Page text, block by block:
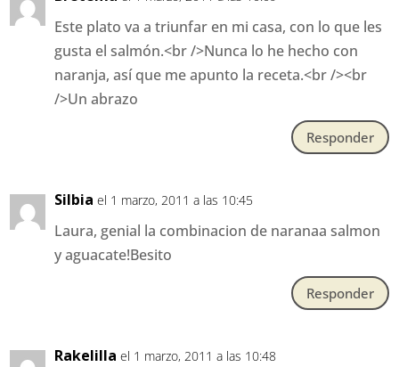
Este plato va a triunfar en mi casa, con lo que les
gusta el salmón.<br />Nunca lo he hecho con
naranja, así que me apunto la receta.<br /><br
/>Un abrazo
Responder
Silbia el 1 marzo, 2011 a las 10:45
Laura, genial la combinacion de naranaa salmon
y aguacate!Besito
Responder
Rakelilla el 1 marzo, 2011 a las 10:48